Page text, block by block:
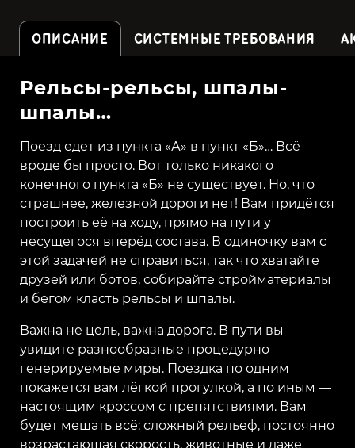
ОПИСАНИЕ СИСТЕМНЫЕ ТРЕБОВАНИЯ
Рельсы-рельсы, шпалы-
шпалы…
Поезд едет из пункта «А» в пункт «Б»… Всё
вроде бы просто. Вот только никакого
конечного пункта «Б» не существует. Но, что
страшнее, железной дороги нет! Вам придётся
построить её на ходу, прямо на пути у
несущегося вперёд состава. В одиночку вам с
этой задачей не справиться, так что хватайте
друзей или ботов, собирайте стройматериалы
и бегом класть рельсы и шпалы.
Важна не цель, важна дорога. В пути вы
увидите разнообразные процедурно
генерируемые миры. Поездка по одним
покажется вам лёгкой прогулкой, а по иным —
настоящим кроссом с препятствиями. Вам
будет мешать всё: сложный рельеф, постоянно
возрастающая скорость, животные и даже